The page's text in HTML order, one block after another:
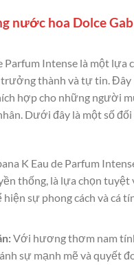
nước hoa Dolce
Parfum Intense là một lựa
thành và tự tin. Đây
hợp cho những người
Dưới đây là một số
K Eau de Parfum
thống, là lựa chọn tuyệt
sự phong cách và cá
Với hương thơm nam
sự mạnh mẽ và quyết